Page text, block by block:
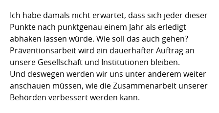
Ich habe damals nicht erwartet, dass sich jeder dieser
Punkte nach punktgenau einem Jahr als erledigt
abhaken lassen würde. Wie soll das auch gehen?
Präventionsarbeit wird ein dauerhafter Auftrag an
unsere Gesellschaft und Institutionen bleiben.
Und deswegen werden wir uns unter anderem weiter
anschauen müssen, wie die Zusammenarbeit unserer
Behörden verbessert werden kann.